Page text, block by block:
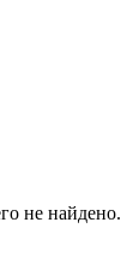
не найдено.